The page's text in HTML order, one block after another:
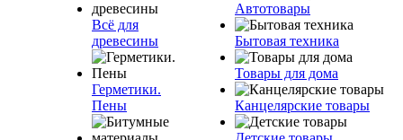
Всё для
древесины
Герметики.
Пены
Автотовары
Бытовая техника
Товары для дома
Канцелярские товары